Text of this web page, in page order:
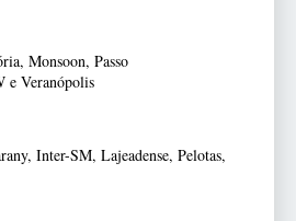
Monsoon, Passo
e Veranópolis
Inter-SM, Lajeadense, Pelotas,